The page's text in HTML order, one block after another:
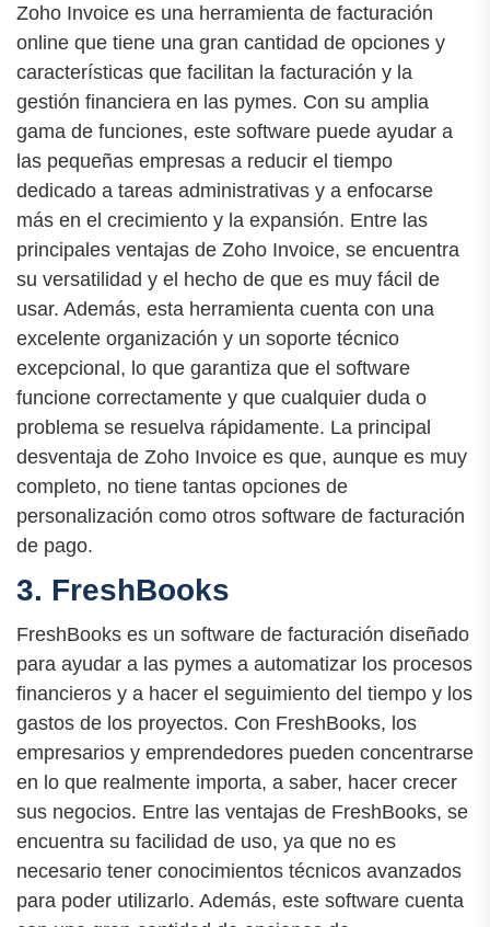
Zoho Invoice es una herramienta de facturación
online que tiene una gran cantidad de opciones y
características que facilitan la facturación y la
gestión financiera en las pymes. Con su amplia
gama de funciones, este software puede ayudar a
las pequeñas empresas a reducir el tiempo
dedicado a tareas administrativas y a enfocarse
más en el crecimiento y la expansión. Entre las
principales ventajas de Zoho Invoice, se encuentra
su versatilidad y el hecho de que es muy fácil de
usar. Además, esta herramienta cuenta con una
excelente organización y un soporte técnico
excepcional, lo que garantiza que el software
funcione correctamente y que cualquier duda o
problema se resuelva rápidamente. La principal
desventaja de Zoho Invoice es que, aunque es muy
completo, no tiene tantas opciones de
personalización como otros software de facturación
de pago.
3. FreshBooks
FreshBooks es un software de facturación diseñado
para ayudar a las pymes a automatizar los procesos
financieros y a hacer el seguimiento del tiempo y los
gastos de los proyectos. Con FreshBooks, los
empresarios y emprendedores pueden concentrarse
en lo que realmente importa, a saber, hacer crecer
sus negocios. Entre las ventajas de FreshBooks, se
encuentra su facilidad de uso, ya que no es
necesario tener conocimientos técnicos avanzados
para poder utilizarlo. Además, este software cuenta